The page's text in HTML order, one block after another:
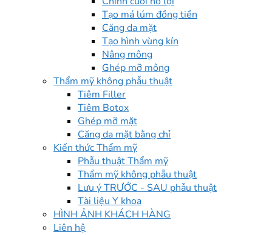
Tạo má lúm đồng tiền
Căng da mặt
Tạo hình vùng kín
Nâng mông
Ghép mỡ mông
Thẩm mỹ không phẫu thuật
Tiêm Filler
Tiêm Botox
Ghép mỡ mặt
Căng da mặt bằng chỉ
Kiến thức Thẩm mỹ
Phẫu thuật Thẩm mỹ
Thẩm mỹ không phẫu thuật
Lưu ý TRƯỚC - SAU phẫu thuật
Tài liệu Y khoa
HÌNH ẢNH KHÁCH HÀNG
Liên hệ